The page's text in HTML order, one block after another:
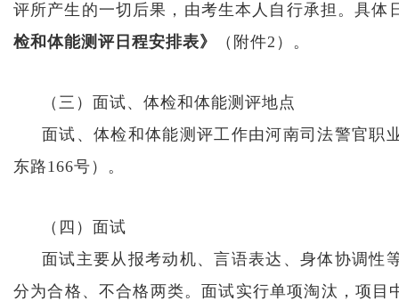
评所产生的一切后果，由考生本人自行承担。具体
检和体能测评日程安排表》
（附件2）。
（三）面试、体检和体能测评地点
面试、体检和体能测评工作由河南司法警官职
东路166号）。
（四）面试
面试主要从报考动机、言语表达、身体协调性
分为合格、不合格两类。面试实行单项淘汰，项